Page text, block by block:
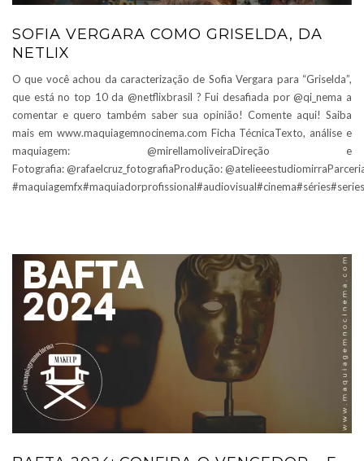
SOFIA VERGARA COMO GRISELDA, DA
NETLIX
O que você achou da caracterização de Sofia Vergara para “Griselda”,
que está no top 10 da @netflixbrasil ? Fui desafiada por @qi_nema a
comentar e quero também saber sua opinião! Comente aqui! Saiba
mais em www.maquiagemnocinema.com Ficha TécnicaTexto, análise e
maquiagem: @mirellamoliveiraDireção e
Fotografia: @rafaelcruz_fotografiaProdução: